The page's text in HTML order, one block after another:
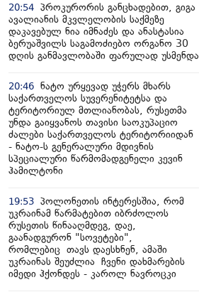
20:54 პროკურორის განცხადებით, გიგა
ავალიანის მკვლელობის საქმეზე
დაკავებულ ნია იმნაძეს და ანასტასია
ბერუაშვილს საგამოძიებო ორგანო 30
დღის განმავლობაში ფარულად უსმენდა
20:46 ნატო ურყევად უჭერს მხარს
საქართველოს სუვერენიტეტსა და
ტერიტორიულ მთლიანობას, რუსეთმა
უნდა გაიყვანოს თავისი საოკუპაციო
ძალები საქართველოს ტერიტორიიდან
- ნატო-ს გენერალური მდივნის
სპეციალური წარმომადგენელი კევინ
ჰამილტონი
19:53 პოლონეთის ინტერესშია, რომ
უკრაინამ წარმატებით იბრძოლოს
რუსეთის წინააღმდეგ, დაე,
გაანადგურონ "სოვეტები",
რომლებიც თავს დაესხნენ, ამაში
უკრაინას შეუძლია ჩვენი დახმარების
იმედი ჰქონდეს - კაროლ ნავროცკი